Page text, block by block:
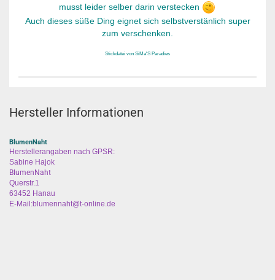
musst leider selber darin verstecken
Auch dieses süße Ding eignet sich selbstverstänlich super
zum verschenken.
Stickdatei von SiMa'S Paradies
Hersteller Informationen
BlumenNaht
Herstellerangaben nach GPSR:
Sabine Hajok
BlumenNaht
Querstr.1
63452 Hanau
E-Mail:blumennaht@t-online.de